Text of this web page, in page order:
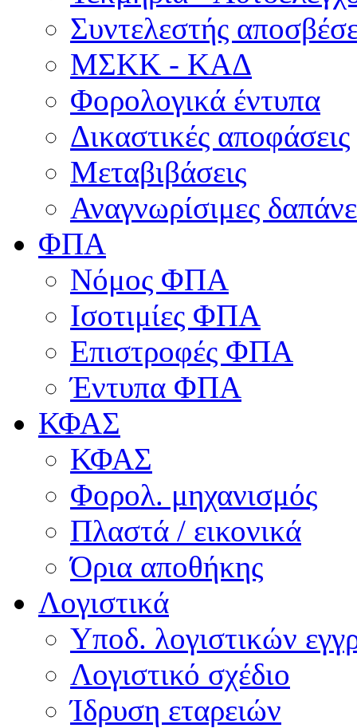
Συντελεστής
ΜΣKΚ - ΚΑΔ
Φορολογικά έντυπα
Δικαστικές αποφάσεις
Μεταβιβάσεις
Αναγνωρίσιμες
ΦΠΑ
Νόμος ΦΠΑ
Ισοτιμίες ΦΠΑ
Επιστροφές ΦΠΑ
Έντυπα ΦΠΑ
ΚΦΑΣ
ΚΦΑΣ
Φορολ. μηχανισμός
Πλαστά / εικονικά
Όρια αποθήκης
Λογιστικά
Υποδ. λογιστικών
Λογιστικό σχέδιο
Ίδρυση εταρειών